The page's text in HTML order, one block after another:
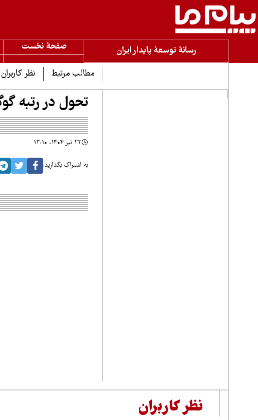
رسانۀ توسعۀ پایدار ایران صفحۀ نخست
مطالب مرتبط
نظر کاربران
تحول در رتبه
۲۲ تیر ۱۴۰۴، ۱۳:۱۰
به اشتراک بگذارید:
نظر کاربران